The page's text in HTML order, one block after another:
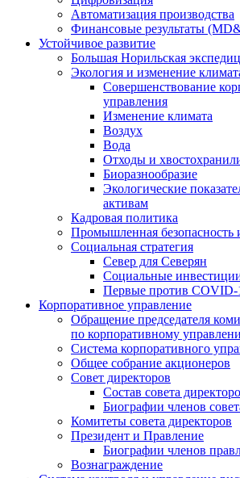
Автоматизация производства
Финансовые результаты
Устойчивое развитие
Большая Норильская
Экология и изменение
Совершенствование
управления
Изменение климата
Воздух
Вода
Отходы и
Биоразнообразие
Экологические
активам
Кадровая политика
Промышленная безопасность
Социальная стратегия
Север для Северян
Социальные
Первые против
Корпоративное управление
Обращение председателя
по корпоративному
Система корпоративного
Общее собрание акционеров
Совет директоров
Состав совета
Биографии членов
Комитеты совета директоров
Президент и Правление
Биографии членов
Вознаграждение